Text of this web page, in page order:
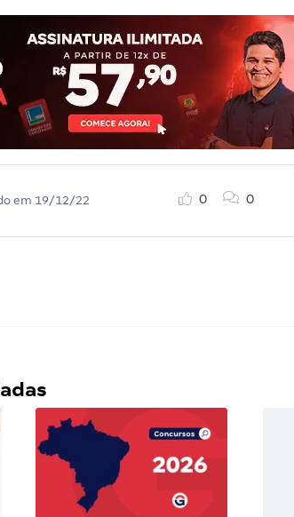
em 19/12/22
0 0